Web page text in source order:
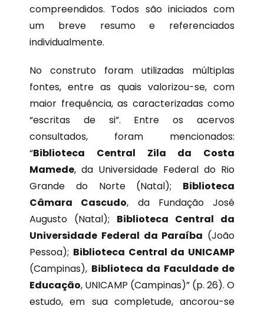
compreendidos. Todos são iniciados com
um breve resumo e referenciados
individualmente.
No construto foram utilizadas múltiplas
fontes, entre as quais valorizou-se, com
maior frequência, as caracterizadas como
“escritas de si”. Entre os acervos
consultados, foram mencionados:
“Biblioteca Central Zila da Costa
Mamede, da Universidade Federal do Rio
Grande do Norte (Natal); Biblioteca
Câmara Cascudo, da Fundação José
Augusto (Natal); Biblioteca Central da
Universidade Federal da Paraíba (João
Pessoa); Biblioteca Central da UNICAMP
(Campinas), Biblioteca da Faculdade de
Educação, UNICAMP (Campinas)” (p. 26). O
estudo, em sua completude, ancorou-se